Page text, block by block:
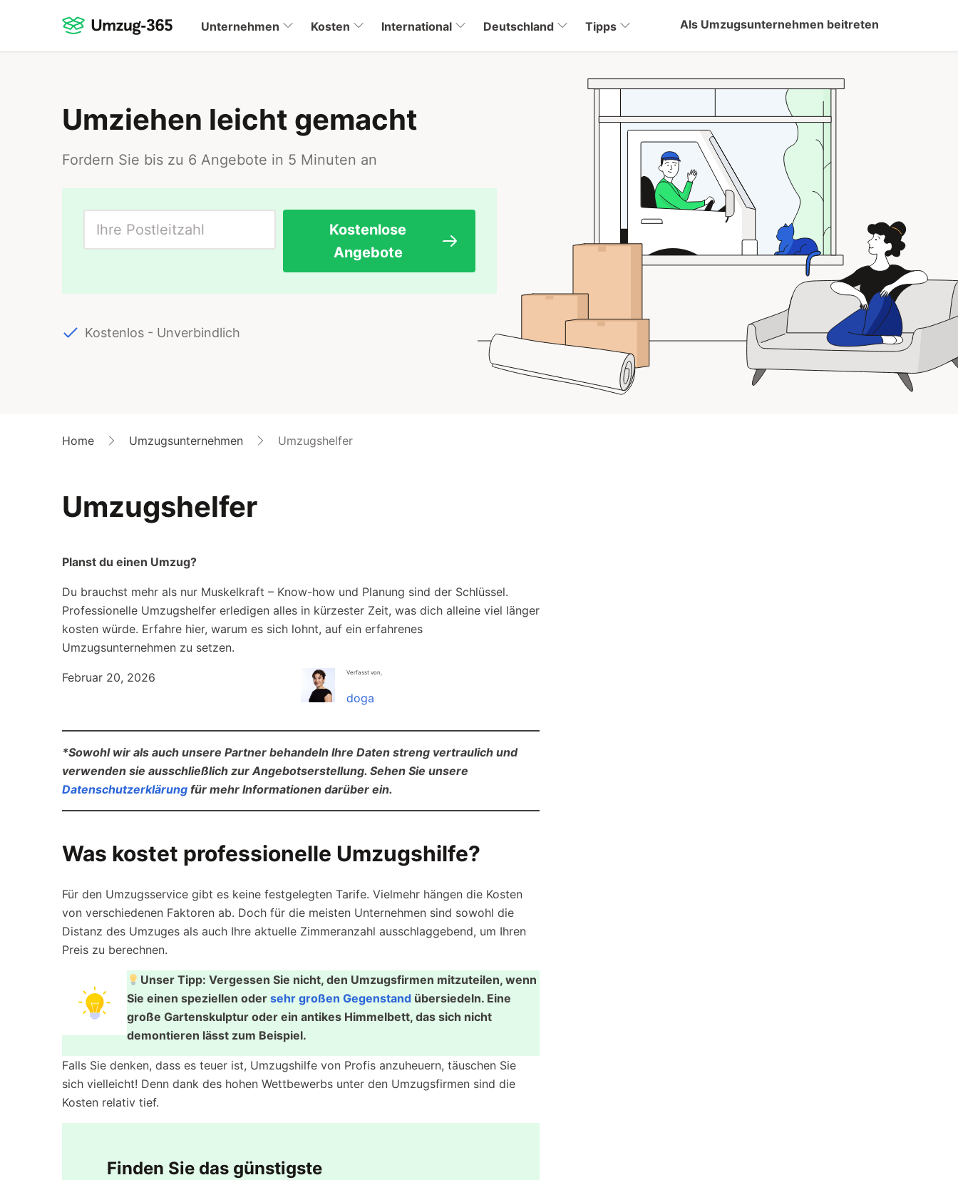
Unternehmen Kosten International Deutschland Tipps Als Umzugsunternehmen beitreten
Umziehen leicht gemacht
Fordern Sie bis zu 6 Angebote in 5 Minuten an
Kostenlose
Angebote
Kostenlos - Unverbindlich
Home Umzugsunternehmen Umzugshelfer
Umzugshelfer
Planst du einen Umzug?
Du brauchst mehr als nur Muskelkraft – Know-how und Planung sind der Schlüssel.
Professionelle Umzugshelfer erledigen alles in kürzester Zeit, was dich alleine viel länger
kosten würde. Erfahre hier, warum es sich lohnt, auf ein erfahrenes
Umzugsunternehmen zu setzen.
Februar 20, 2026 Verfasst von,
doga
*Sowohl wir als auch unsere Partner behandeln Ihre Daten streng vertraulich und
verwenden sie ausschließlich zur Angebotserstellung. Sehen Sie unsere
Datenschutzerklärung für mehr Informationen darüber ein.
Was kostet professionelle Umzugshilfe?
Für den Umzugsservice gibt es keine festgelegten Tarife. Vielmehr hängen die Kosten
von verschiedenen Faktoren ab. Doch für die meisten Unternehmen sind sowohl die
Distanz des Umzuges als auch Ihre aktuelle Zimmeranzahl ausschlaggebend, um Ihren
Preis zu berechnen.
Unser Tipp: Vergessen Sie nicht, den Umzugsfirmen mitzuteilen, wenn
Sie einen speziellen odersehr großen Gegenstand übersiedeln. Eine
große Gartenskulptur oder ein antikes Himmelbett, das sich nicht
demontieren lässt zum Beispiel.
Falls Sie denken, dass es teuer ist, Umzugshilfe von Profis anzuheuern, täuschen Sie
sich vielleicht! Denn dank des hohen Wettbewerbs unter den Umzugsfirmen sind die
Kosten relativ tief.
Finden Sie das günstigste